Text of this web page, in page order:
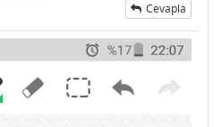
Cevapla